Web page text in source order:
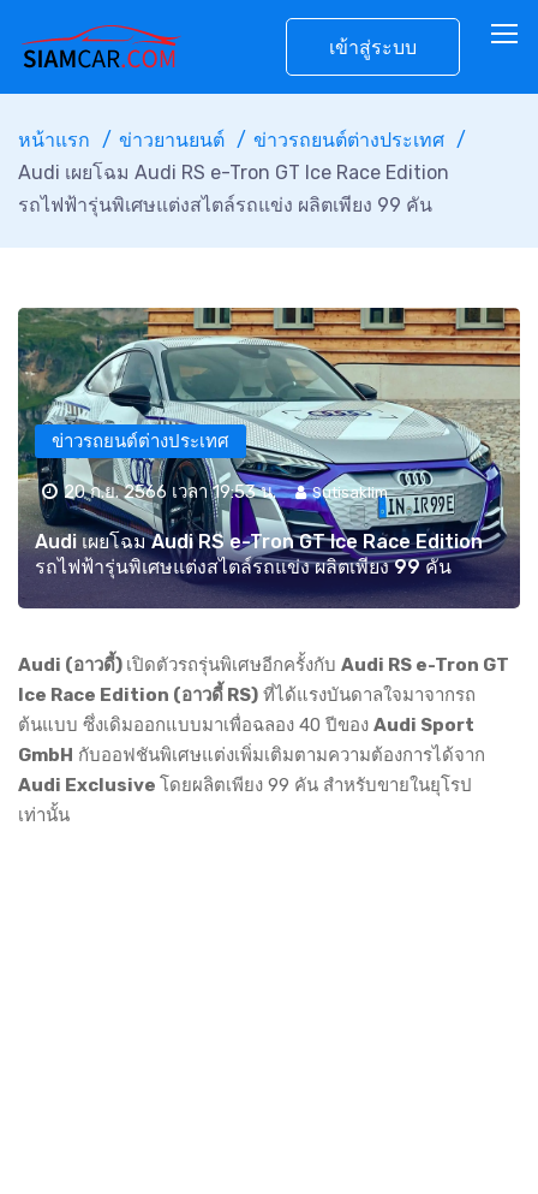
เข้าสู่ระบบ
หน้าแรก ข่าวยานยนต์
ข่าวรถยนต์ต่างประเทศ
Audi เผยโฉม Audi RS e-Tron GT Ice Race Edition
รถไฟฟ้ารุ่นพิเศษแต่งสไตล์รถแข่ง ผลิตเพียง 99 คัน
ข่าวรถยนต์ต่างประเทศ
20 ก.ย. 2566 เวลา 19:53 น. Sutisaklim
Audi เผยโฉม Audi RS e-Tron GT Ice Race Edition
รถไฟฟ้ารุ่นพิเศษแต่งสไตล์รถแข่ง ผลิตเพียง 99 คัน
Audi (อาวดี้) เปิดตัวรถรุ่นพิเศษอีกครั้งกับ Audi RS e-Tron GT
Ice Race Edition (อาวดี้ RS) ที่ได้แรงบันดาลใจมาจากรถ
ต้นแบบ ซึ่งเดิมออกแบบมาเพื่อฉลอง 40 ปีของ Audi Sport
GmbH กับออฟชันพิเศษแต่งเพิ่มเติมตามความต้องการได้จาก
Audi Exclusive โดยผลิตเพียง 99 คัน สำหรับขายในยุโรป
เท่านั้น